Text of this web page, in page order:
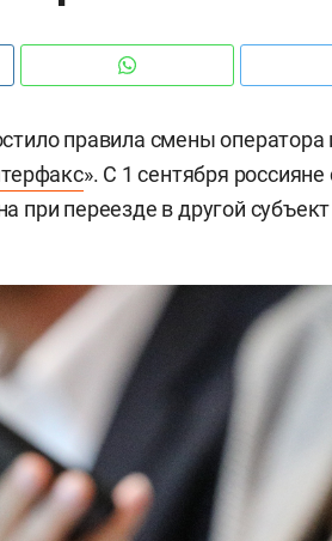
правила смены оператора
». С 1 сентября
при переезде в другой